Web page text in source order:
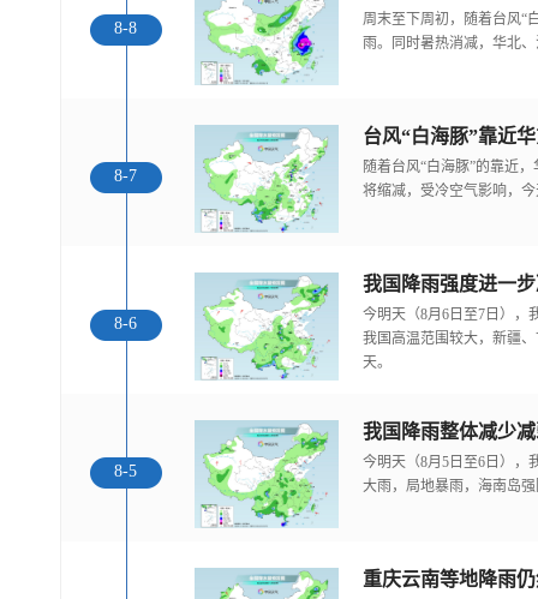
8-8
周末至下周初，随着台风“
雨。同时暑热消减，华北
8-7
随着台风“白海豚”的靠近
将缩减，受冷空气影响，
8-6
今明天（8月6日至7日），
我国高温范围较大，新疆
天。
8-5
我国降雨整体减少
今明天（8月5日至6日），
大雨，局地暴雨，海南岛
重庆云南等地降雨